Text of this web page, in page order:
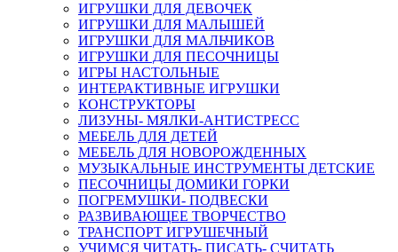
ИГРУШКИ ДЛЯ ДЕВОЧЕК
ИГРУШКИ ДЛЯ МАЛЫШЕЙ
ИГРУШКИ ДЛЯ МАЛЬЧИКОВ
ИГРУШКИ ДЛЯ ПЕСОЧНИЦЫ
ИГРЫ НАСТОЛЬНЫЕ
ИНТЕРАКТИВНЫЕ ИГРУШКИ
КОНСТРУКТОРЫ
ЛИЗУНЫ- МЯЛКИ-АНТИСТРЕСС
МЕБЕЛЬ ДЛЯ ДЕТЕЙ
МЕБЕЛЬ ДЛЯ НОВОРОЖДЕННЫХ
МУЗЫКАЛЬНЫЕ ИНСТРУМЕНТЫ ДЕТСКИЕ
ПЕСОЧНИЦЫ ДОМИКИ ГОРКИ
ПОГРЕМУШКИ- ПОДВЕСКИ
РАЗВИВАЮЩЕЕ ТВОРЧЕСТВО
ТРАНСПОРТ ИГРУШЕЧНЫЙ
УЧИМСЯ ЧИТАТЬ- ПИСАТЬ- СЧИТАТЬ